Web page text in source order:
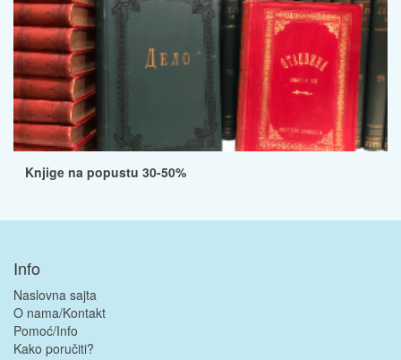
Knjige na popustu 30-50%
Info
Naslovna sajta
O nama/Kontakt
Pomoć/Info
Kako poručiti?